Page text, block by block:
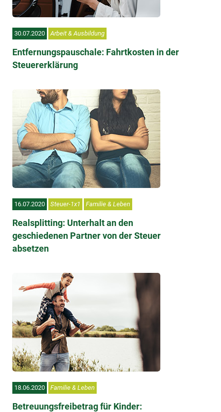
30.07.2020 Arbeit & Ausbildung
Entfernungspauschale: Fahrtkosten in der
Steuererklärung
16.07.2020 Steuer-1x1 Familie & Leben
Realsplitting: Unterhalt an den
geschiedenen Partner von der Steuer
absetzen
18.06.2020 Familie & Leben
Betreuungsfreibetrag für Kinder: